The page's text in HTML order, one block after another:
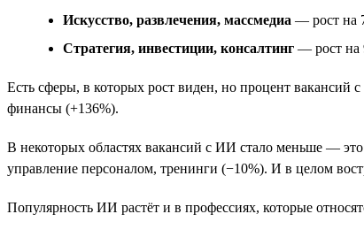
Искусство, развлечения, массмедиа — рост на
Стратегия, инвестиции, консалтинг — рост на
Есть сферы, в которых рост виден, но процент
финансы (+136%).
В некоторых областях вакансий с ИИ стало меньше —
управление персоналом, тренинги (−10%). И в целом
Популярность ИИ растёт и в профессиях, которые